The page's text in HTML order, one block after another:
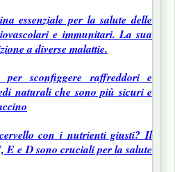
essenziale per la salute delle
e immunitari. La sua
a diverse malattie.
sconfiggere raffreddori e
naturali che sono più sicuri e
con i nutrienti giusti? Il
E e D sono cruciali per la salute